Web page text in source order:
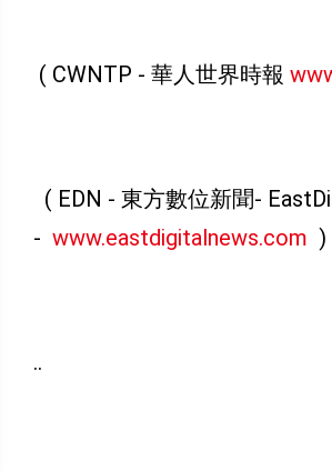
( CWNTP - 華人世界時報
( EDN - 東方數位新聞-
- www.eastdigitalnews.com
..